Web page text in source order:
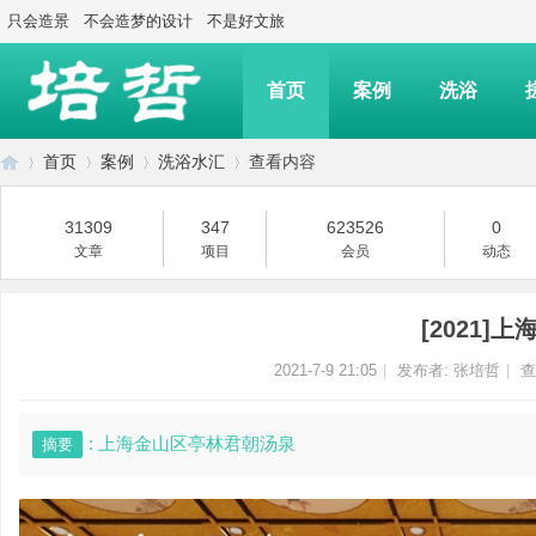
只会造景 不会造梦的设计 不是好文旅
首页 案例 洗浴
首页 案例 洗浴水汇
›
查看内容
31309
文章
347
项目
623526
会员
0
动态
[2021]上
2021-7-9 21:05 发布者: 张培哲
摘要 : 上海金山区亭林君朝汤泉